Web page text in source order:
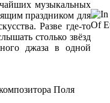
музыкальных
праздником для
Разве где-то
столько звёзд
джаза в одной
Поля